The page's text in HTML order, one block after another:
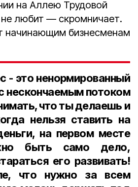
на Аллею Трудовой
не любит — скромничает.
начинающим бизнесменам
- это ненормированный
нескончаемым потоком
что ты делаешь и
нельзя ставить на
на первом месте
быть само дело,
его развивать!
что нужно за всем